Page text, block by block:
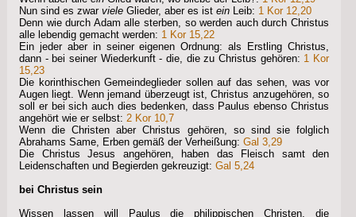
Nun sind es zwar viele Glieder, aber es ist ein Leib: 1 Kor 12,20
Denn wie durch Adam alle sterben, so werden auch durch Christus
alle lebendig gemacht werden: 1 Kor 15,22
Ein jeder aber in seiner eigenen Ordnung: als Erstling Christus,
dann - bei seiner Wiederkunft - die, die zu Christus gehören: 1 Kor
15,23
Die korinthischen Gemeindeglieder sollen auf das sehen, was vor
Augen liegt. Wenn jemand überzeugt ist, Christus anzugehören, so
soll er bei sich auch dies bedenken, dass Paulus ebenso Christus
angehört wie er selbst: 2 Kor 10,7
Wenn die Christen aber Christus gehören, so sind sie folglich
Abrahams Same, Erben gemäß der Verheißung: Gal 3,29
Die Christus Jesus angehören, haben das Fleisch samt den
Leidenschaften und Begierden gekreuzigt: Gal 5,24
bei Christus sein
Wissen lassen will Paulus die philippischen Christen, die